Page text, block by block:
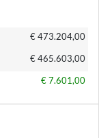
€ 473.204,00
€ 465.603,00
€ 7.601,00